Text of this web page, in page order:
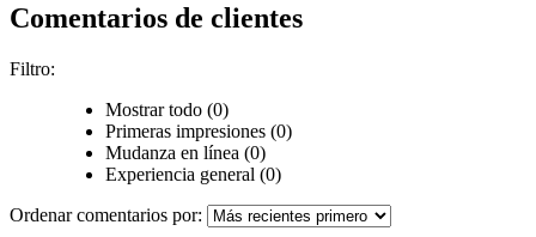
Comentarios de clientes
Filtro:
Mostrar todo (0)
Primeras impresiones (0)
Mudanza en línea (0)
Experiencia general (0)
Ordenar comentarios por: